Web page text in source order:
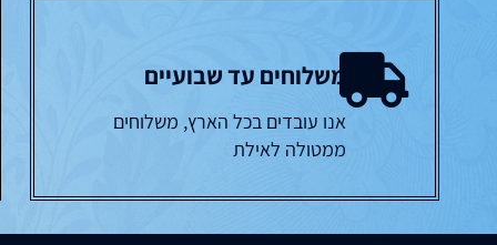
משלוחים עד שבועיים
אנו עובדים בכל הארץ, משלוחים
ממטולה לאילת